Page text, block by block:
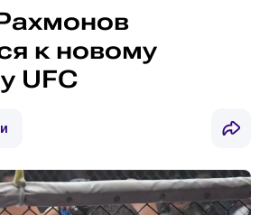
к новому
UFC